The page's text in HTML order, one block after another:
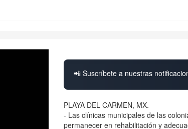
📲 Suscríbete a nuestras
PLAYA DEL CARMEN, MX.
- Las clínicas municipales de las
permanecer en rehabilitación y